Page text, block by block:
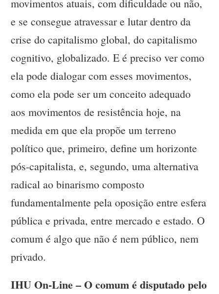
movimentos atuais, com dificuldade ou não,
e se consegue atravessar e lutar dentro da
crise do capitalismo global, do capitalismo
cognitivo, globalizado. E é preciso ver como
ela pode dialogar com esses movimentos,
como ela pode ser um conceito adequado
aos movimentos de resistência hoje, na
medida em que ela propõe um terreno
político que, primeiro, define um horizonte
pós-capitalista, e, segundo, uma alternativa
radical ao binarismo composto
fundamentalmente pela oposição entre esfera
pública e privada, entre mercado e estado. O
comum é algo que não é nem público, nem
privado.
IHU On-Line – O comum é disputado pelo